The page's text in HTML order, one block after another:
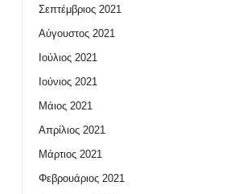
Σεπτέμβριος 2021
Αύγουστος 2021
Ιούλιος 2021
Ιούνιος 2021
Μάιος 2021
Απρίλιος 2021
Μάρτιος 2021
Φεβρουάριος 2021